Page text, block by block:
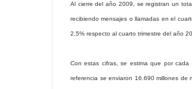
Al cierre del año 2009, se registran un
recibiendo mensajes o llamadas en el
2,5% respecto al cuarto trimestre del año
Con estas cifras, se estima que por
referencia se enviaron 16.690 millones de